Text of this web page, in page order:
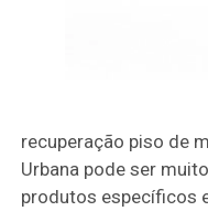
recuperação piso de
Urbana pode ser
produtos específicos